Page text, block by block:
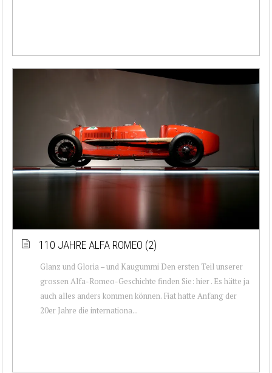
110 JAHRE ALFA ROMEO (2)
Glanz und Gloria – und Kaugummi Den ersten Teil unserer
grossen Alfa-Romeo-Geschichte finden Sie: hier . Es hätte ja
auch alles anders kommen können. Fiat hatte Anfang der
20er Jahre die internationa...